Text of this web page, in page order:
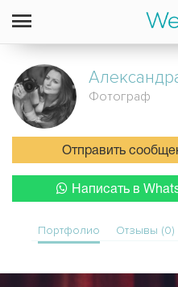
Фотограф
Отправить
Написать в
Портфолио Отзывы (0)